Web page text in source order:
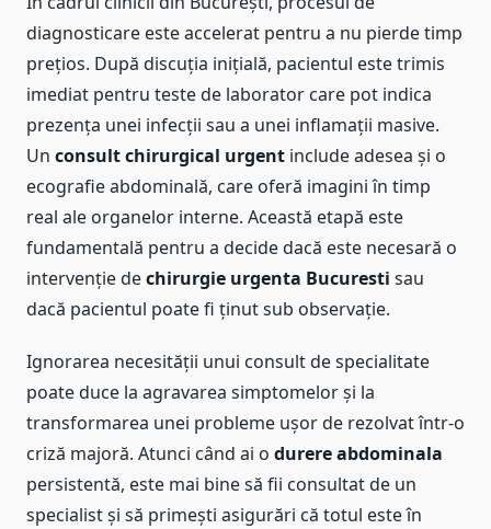
diagnosticare este accelerat pentru a nu pierde timp
prețios. După discuția inițială, pacientul este trimis
imediat pentru teste de laborator care pot indica
prezența unei infecții sau a unei inflamații masive.
Un consult chirurgical urgent include adesea și o
ecografie abdominală, care oferă imagini în timp
real ale organelor interne. Această etapă este
fundamentală pentru a decide dacă este necesară o
intervenție dechirurgie urgenta Bucuresti sau
dacă pacientul poate fi ținut sub observație.
Ignorarea necesității unui consult de specialitate
poate duce la agravarea simptomelor și la
transformarea unei probleme ușor de rezolvat într-o
criză majoră. Atunci când ai o durere abdominala
persistentă, este mai bine să fii consultat de un
specialist și să primești asigurări că totul este în